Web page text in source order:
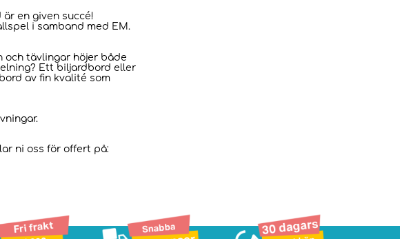
en given succé!
i samband med EM.
och tävlingar höjer både
Ett biljardbord eller
av fin kvalité som
ni oss för offert på: